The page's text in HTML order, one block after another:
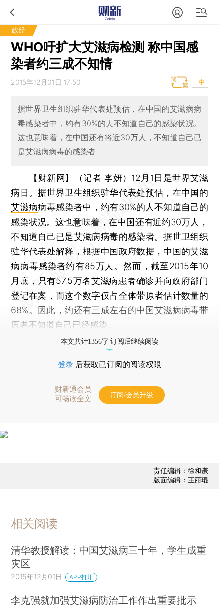
政经
WHO吁扩大艾滋病检测 称中国感
染者约三成不知情
2015年12月01日 17:50 T中
据世界卫生组织驻华代表处预估，在中国的艾滋病病
毒感染者中，约有30%的人不知道自己的感染状况。
这也意味着，在中国还有将近30万人，不知道自己已
是艾滋病病毒的感染者
【财新网】（记者李妍） 12月1日是世界艾滋
病日 。据世界卫生组织驻华代表处预估，在中国的
艾滋病病毒感染者中，约有30%的人不知道自己的
感染状况。这也意味着，在中国还有近约30万人，
不知道自己已是艾滋病病毒的感染者。据世卫组织
驻华代表处解释，根据中国政府数据，中国的艾滋
病病毒感染者约有85万人。然而，截至2015年10
月底，只有57.5万名艾滋病患者确诊并向政府部门
登记在案，而这个数字仅占全体带原者估计数量的
68%。因此，约还有三成左右的中国艾滋病病毒带
原者不知道自己已经感染。
本文共计1356字 订阅后继续阅读
登录 后获取已订阅的阅读权限
财新通会员
可畅读全文
订阅/会员升级
责任编辑：徐和谦
版面编辑：王丽琨
相关阅读
清华教授解读：中国艾滋病三十年，学生成重
灾区
2015年12月01日 APP打开
李克强就加强艾滋病防治工作作出重要批示